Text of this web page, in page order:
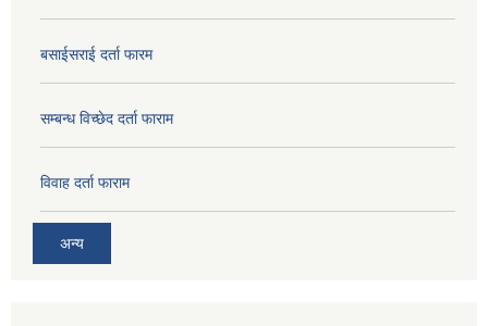
बसाईसराई दर्ता फारम
सम्बन्ध विच्छेद दर्ता फाराम
विवाह दर्ता फाराम
अन्य